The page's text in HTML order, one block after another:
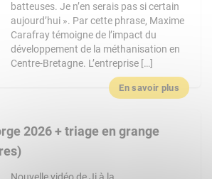
batteuses. Je n’en serais pas si certain
aujourd’hui ». Par cette phrase, Maxime
Carafray témoigne de l’impact du
développement de la méthanisation en
Centre-Bretagne. L’entreprise […]
En savoir plus
2026 + triage en grange